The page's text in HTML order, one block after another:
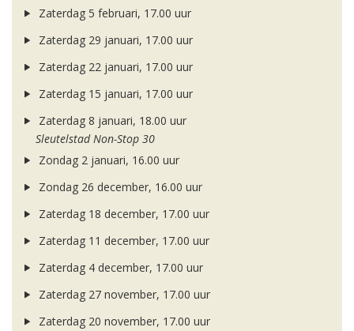
Zaterdag 5 februari, 17.00 uur
Zaterdag 29 januari, 17.00 uur
Zaterdag 22 januari, 17.00 uur
Zaterdag 15 januari, 17.00 uur
Zaterdag 8 januari, 18.00 uur
Sleutelstad Non-Stop 30
Zondag 2 januari, 16.00 uur
Zondag 26 december, 16.00 uur
Zaterdag 18 december, 17.00 uur
Zaterdag 11 december, 17.00 uur
Zaterdag 4 december, 17.00 uur
Zaterdag 27 november, 17.00 uur
Zaterdag 20 november, 17.00 uur